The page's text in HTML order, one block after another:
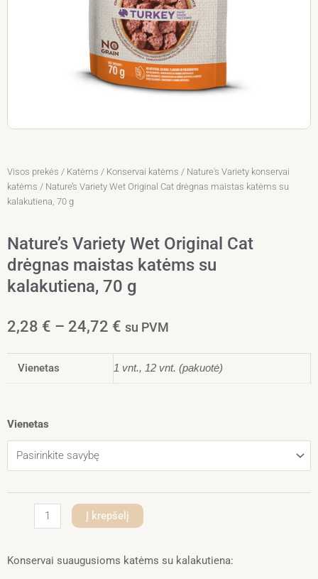
Visos prekės / Katėms / Konservai katėms / Nature's Variety konservai
katėms / Nature’s Variety Wet Original Cat drėgnas maistas katėms su
kalakutiena, 70 g
Nature’s Variety Wet Original Cat
drėgnas maistas katėms su
kalakutiena, 70 g
2,28 € – 24,72 € Price
2,28 €
through
24,72 €
su PVM
Vienetas 1 vnt., 12 vnt. (pakuotė)
Vienetas
produkto
Nature’s
Original
drėgnas
katėms
Į krepšelį
Konservai suaugusioms katėms su kalakutiena: